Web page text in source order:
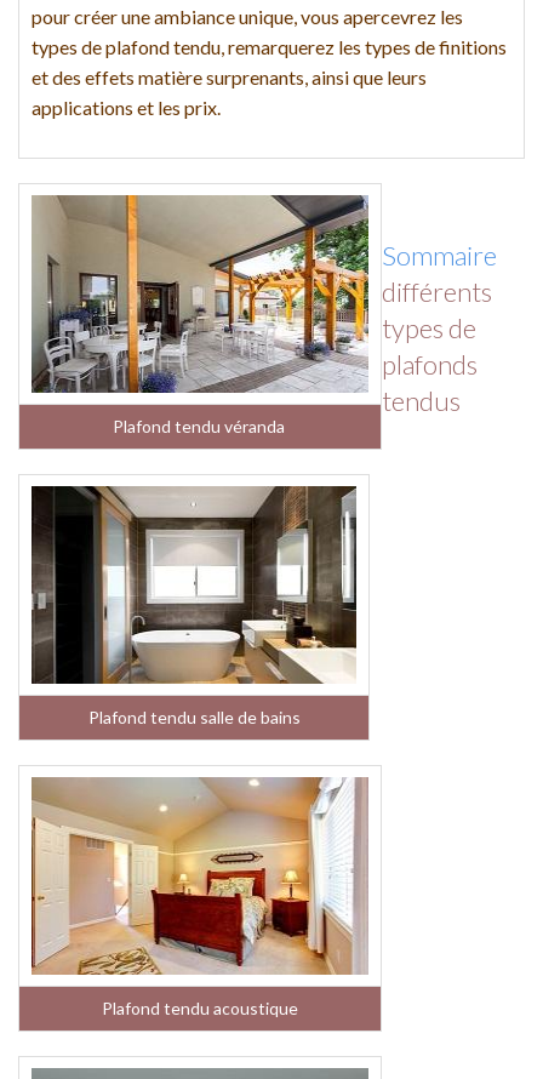
pour créer une ambiance unique, vous apercevrez les
types de plafond tendu, remarquerez les types de finitions
et des effets matière surprenants, ainsi que leurs
applications et les prix.
Plafond tendu véranda
Plafond tendu salle de bains
Plafond tendu acoustique
Sommaire
différents
types de
plafonds
tendus